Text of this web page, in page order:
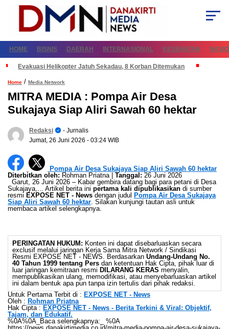
HOME BISNIS DAERAH INTERNASIONAL KESEHATAN
Evakuasi Helikopter Jatuh Sekadau, 8 Korban Ditemukan
Home / Media Network
MITRA MEDIA : Pompa Air Desa
Sukajaya Siap Aliri Sawah 60 hektar
Redaksi
- Jurnalis
Jumat, 26 Juni 2026 - 03:24 WIB
Pompa Air Desa Sukajaya Siap Aliri Sawah 60 hektar
Diterbitkan oleh: Rohman Priatna | Tanggal: 26 Juni 2026
Garut, 26 Juni 2026 – Kabar gembira datang bagi para petani di Desa
Sukajaya,... Artikel berita ini pertama kali dipublikasikan di sumber
resmi EXPOSE NET - News dengan judul Pompa Air Desa Sukajaya
Siap Aliri Sawah 60 hektar. Silakan kunjungi tautan asli untuk
membaca artikel selengkapnya.
PERINGATAN HUKUM: Konten ini dapat disebarluaskan secara
exclusif melalui jaringan Kerja Sama Mitra Network / Sindikasi
Resmi EXPOSE NET - NEWS. Berdasarkan Undang-Undang No.
40 Tahun 1999 tentang Pers dan ketentuan Hak Cipta, pihak luar di
luar jaringan kemitraan resmi DILARANG KERAS menyalin,
mempublikasikan ulang, memodifikasi, atau menyebarluaskan artikel
ini dalam bentuk apa pun tanpa izin tertulis dari pihak redaksi.
Untuk Pertama Terbit di : EXPOSE NET - News
Oleh : Rohman Priatna
Hak Cipta : EXPOSE NET - News - Berita Terkini & Viral: Objektif,
Tajam, dan Edukatif.
%0A%0A_Baca selengkapnya:_ %0A